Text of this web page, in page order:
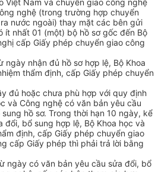
Việt Nam và chuyển giao công nghệ
nghệ (trong trường hợp chuyển
nước ngoài) thay mặt các bên gửi
ít nhất 01 (một) bộ hồ sơ gốc đến Bộ
cấp Giấy phép chuyển giao công
ngày nhận đủ hồ sơ hợp lệ, Bộ Khoa
thẩm định, cấp Giấy phép chuyển
đủ hoặc chưa phù hợp với quy định
và Công nghệ có văn bản yêu cầu
hồ sơ. Trong thời hạn 10 ngày, kể
bổ sung hợp lệ, Bộ Khoa học và
định, cấp Giấy phép chuyển giao
cấp Giấy phép thì phải trả lời bằng
ngày có văn bản yêu cầu sửa đổi, bổ